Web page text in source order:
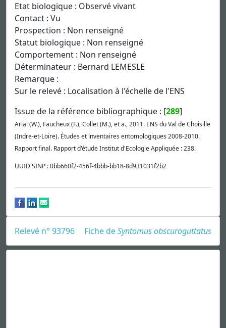
Etat biologique : Observé vivant
Contact : Vu
Prospection : Non renseigné
Statut biologique : Non renseigné
Comportement : Non renseigné
Déterminateur : Bernard LEMESLE
Remarque :
Sur le relevé : Localisation à l'échelle de l'ENS
Issue de la référence bibliographique : [289]
Arial (W.), Faucheux (F.), Collet (M.), et a., 2011. ENS du Val de Choisille
(Indre-et-Loire). Études et inventaires entomologiques 2008-2010.
Rapport final. Rapport d'étude Institut d'Ecologie Appliquée : 238.
UUID SINP : 0bb660f2-456f-4bbb-bb18-8d931031f2b2
Fiche deSyntomus obscuroguttatus
Relevé n° 93796